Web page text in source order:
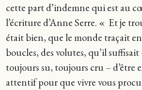
cette part d’indemne qui est au
l’écriture d’Anne Serre. « Et je
était bien, que le monde traçait
boucles, des volutes, qu’il suffisait
toujours su, toujours cru – d’être
attentif pour que vivre vous